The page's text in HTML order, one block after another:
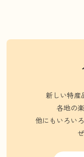
新しい特産
各地の
他にもいろい